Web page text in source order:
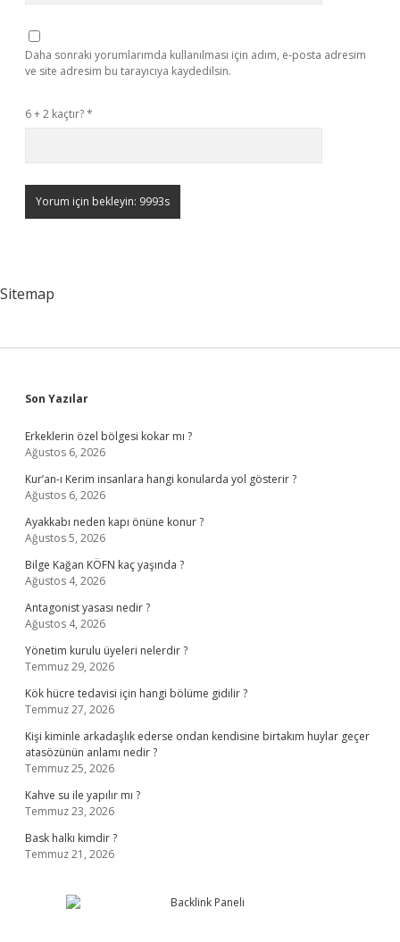
Daha sonraki yorumlarımda kullanılması için adım, e-posta adresim
ve site adresim bu tarayıcıya kaydedilsin.
6 + 2 kaçtır?*
Sitemap
Sidebar
Son Yazılar
Erkeklerin özel bölgesi kokar mı ?
Ağustos 6, 2026
Kur’an-ı Kerim insanlara hangi konularda yol gösterir ?
Ağustos 6, 2026
Ayakkabı neden kapı önüne konur ?
Ağustos 5, 2026
Bilge Kağan KÖFN kaç yaşında ?
Ağustos 4, 2026
Antagonist yasası nedir ?
Ağustos 4, 2026
Yönetim kurulu üyeleri nelerdir ?
Temmuz 29, 2026
Kök hücre tedavisi için hangi bölüme gidilir ?
Temmuz 27, 2026
Kişi kiminle arkadaşlık ederse ondan kendisine birtakım huylar geçer
atasözünün anlamı nedir ?
Temmuz 25, 2026
Kahve su ile yapılır mı ?
Temmuz 23, 2026
Bask halkı kimdir ?
Temmuz 21, 2026